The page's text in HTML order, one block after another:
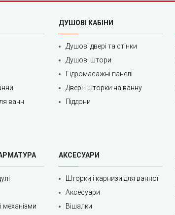
Литовське
Передова (за Дон. Шосе)
Незламна (Петрозаводська)
ванн
ДУШОВІ КАБІНИ
Душові двері та стінки
Душові штори
Гідромасажні панелі
Двері і шторки на ванну
Піддони
механізми
АКСЕСУАРИ
Шторки і карнизи для ванної
Аксесуари
Вішалки